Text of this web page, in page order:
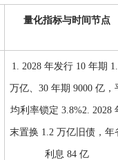
量化指标与时间节点
1. 2028 年发行 10 年期
万亿、30 年期 9000 亿，
均利率锁定 3.8%2. 2028
末置换 1.2 万亿旧债，年
利息 84 亿